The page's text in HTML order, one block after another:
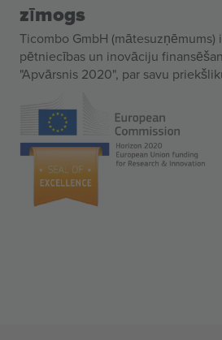
zīmogs
Ticombo GmbH (mātesuzņēmums)
pētniecības un inovāciju
"Apvārsnis 2020", par savu